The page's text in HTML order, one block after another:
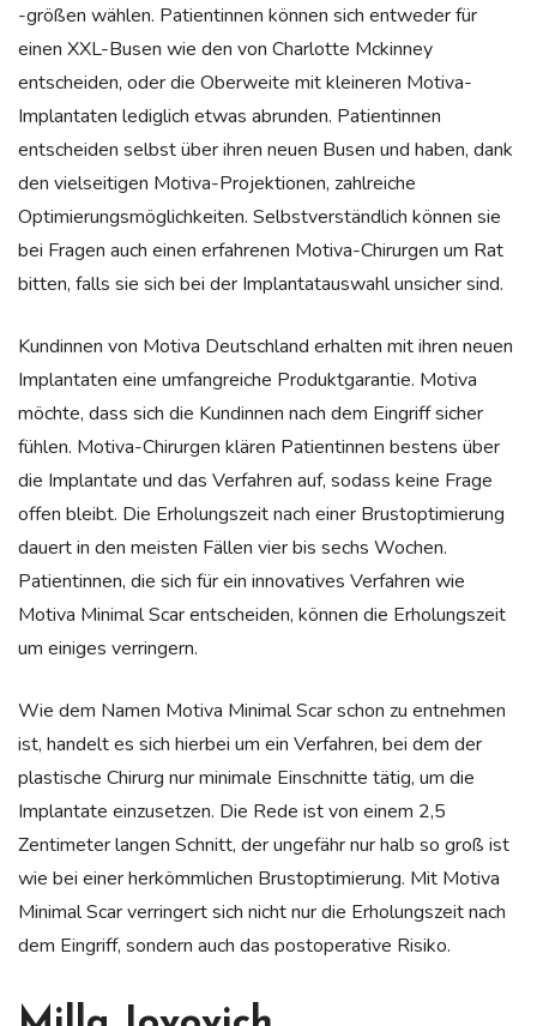
-größen wählen. Patientinnen können sich entweder für
einen XXL-Busen wie den von Charlotte Mckinney
entscheiden, oder die Oberweite mit kleineren Motiva-
Implantaten lediglich etwas abrunden. Patientinnen
entscheiden selbst über ihren neuen Busen und haben, dank
den vielseitigen Motiva-Projektionen, zahlreiche
Optimierungsmöglichkeiten. Selbstverständlich können sie
bei Fragen auch einen erfahrenen Motiva-Chirurgen um Rat
bitten, falls sie sich bei der Implantatauswahl unsicher sind.
Kundinnen von Motiva Deutschland erhalten mit ihren neuen
Implantaten eine umfangreiche Produktgarantie. Motiva
möchte, dass sich die Kundinnen nach dem Eingriff sicher
fühlen. Motiva-Chirurgen klären Patientinnen bestens über
die Implantate und das Verfahren auf, sodass keine Frage
offen bleibt. Die Erholungszeit nach einer Brustoptimierung
dauert in den meisten Fällen vier bis sechs Wochen.
Patientinnen, die sich für ein innovatives Verfahren wie
Motiva Minimal Scar entscheiden, können die Erholungszeit
um einiges verringern.
Wie dem Namen Motiva Minimal Scar schon zu entnehmen
ist, handelt es sich hierbei um ein Verfahren, bei dem der
plastische Chirurg nur minimale Einschnitte tätig, um die
Implantate einzusetzen. Die Rede ist von einem 2,5
Zentimeter langen Schnitt, der ungefähr nur halb so groß ist
wie bei einer herkömmlichen Brustoptimierung. Mit Motiva
Minimal Scar verringert sich nicht nur die Erholungszeit nach
dem Eingriff, sondern auch das postoperative Risiko.